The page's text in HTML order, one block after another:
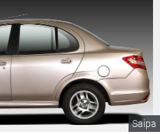
Saipa